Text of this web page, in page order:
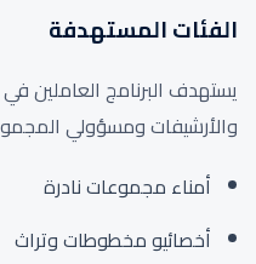
الفئات المستهدفة
يستهدف البرنامج العاملين في
والأرشيفات ومسؤولي
أمناء مجموعات نادرة
أخصائيو مخطوطات وتراث